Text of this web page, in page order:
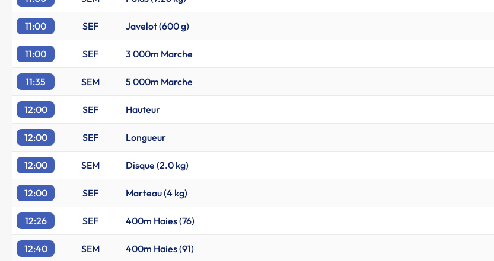
11:00 SEF Javelot (600 g)
11:00 SEF 3 000m Marche
11:35 SEM 5 000m Marche
12:00 SEF Hauteur
12:00 SEF Longueur
12:00 SEM Disque (2.0 kg)
12:00 SEF Marteau (4 kg)
12:26 SEF 400m Haies (76)
12:40 SEM 400m Haies (91)